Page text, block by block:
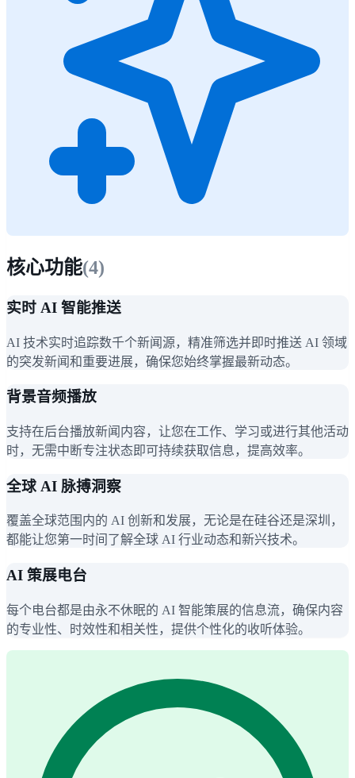
核心功能(4)
实时 AI 智能推送
AI 技术实时追踪数千个新闻源，精准筛选并即时推送 AI 领域
的突发新闻和重要进展，确保您始终掌握最新动态。
背景音频播放
支持在后台播放新闻内容，让您在工作、学习或进行其他活动
时，无需中断专注状态即可持续获取信息，提高效率。
全球 AI 脉搏洞察
覆盖全球范围内的 AI 创新和发展，无论是在硅谷还是深圳，
都能让您第一时间了解全球 AI 行业动态和新兴技术。
AI 策展电台
每个电台都是由永不休眠的 AI 智能策展的信息流，确保内容
的专业性、时效性和相关性，提供个性化的收听体验。